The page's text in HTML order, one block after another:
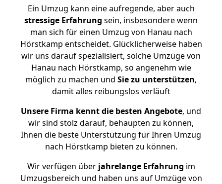
Ein Umzug kann eine aufregende, aber auch
stressige Erfahrung sein, insbesondere wenn
man sich für einen Umzug von Hanau nach
Hörstkamp entscheidet. Glücklicherweise haben
wir uns darauf spezialisiert, solche Umzüge von
Hanau nach Hörstkamp, so angenehm wie
möglich zu machen und Sie zu unterstützen,
damit alles reibungslos verläuft
Unsere Firma kennt die besten Angebote, und
wir sind stolz darauf, behaupten zu können,
Ihnen die beste Unterstützung für Ihren Umzug
nach Hörstkamp bieten zu können.
Wir verfügen überjahrelange Erfahrung im
Umzugsbereich und haben uns auf Umzüge von